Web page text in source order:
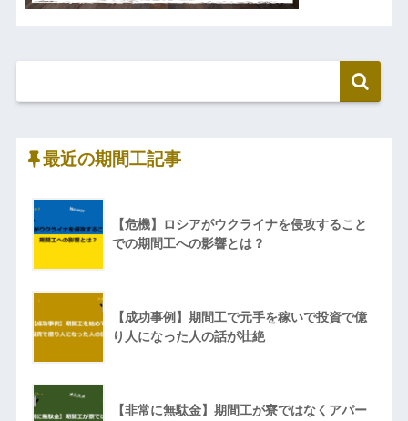
最近の期間工記事
【危機】ロシアがウクライナを侵攻すること
での期間工への影響とは？
【成功事例】期間工で元手を稼いで投資で億
り人になった人の話が壮絶
【非常に無駄金】期間工が寮ではなくアパー